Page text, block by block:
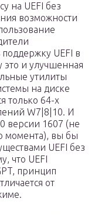
на UEFI без
возможности
поддержку UEFI в
это и улучшенная
утилиты
на диске
только 64-х
W7|8|10. И
версии 1607 (не
момента), вы бы
UEFI без
что UEFI
принцип
от